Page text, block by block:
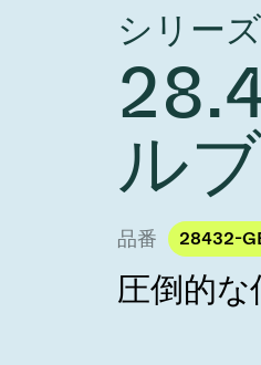
VAT Media
year 2026
Ad hoc
LR
シリーズ
ル
品番 28432-
圧倒的